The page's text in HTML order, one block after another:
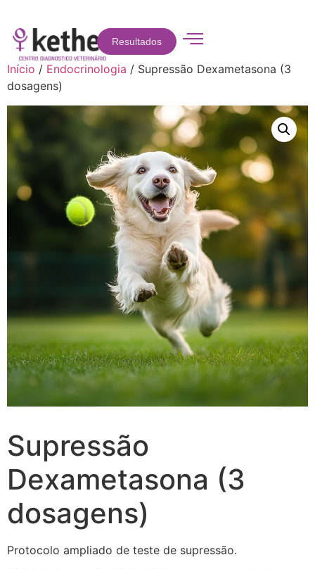
Resultados
Início / Endocrinologia / Supressão Dexametasona (3
dosagens)
Supressão
Dexametasona (3
dosagens)
Protocolo ampliado de teste de supressão.